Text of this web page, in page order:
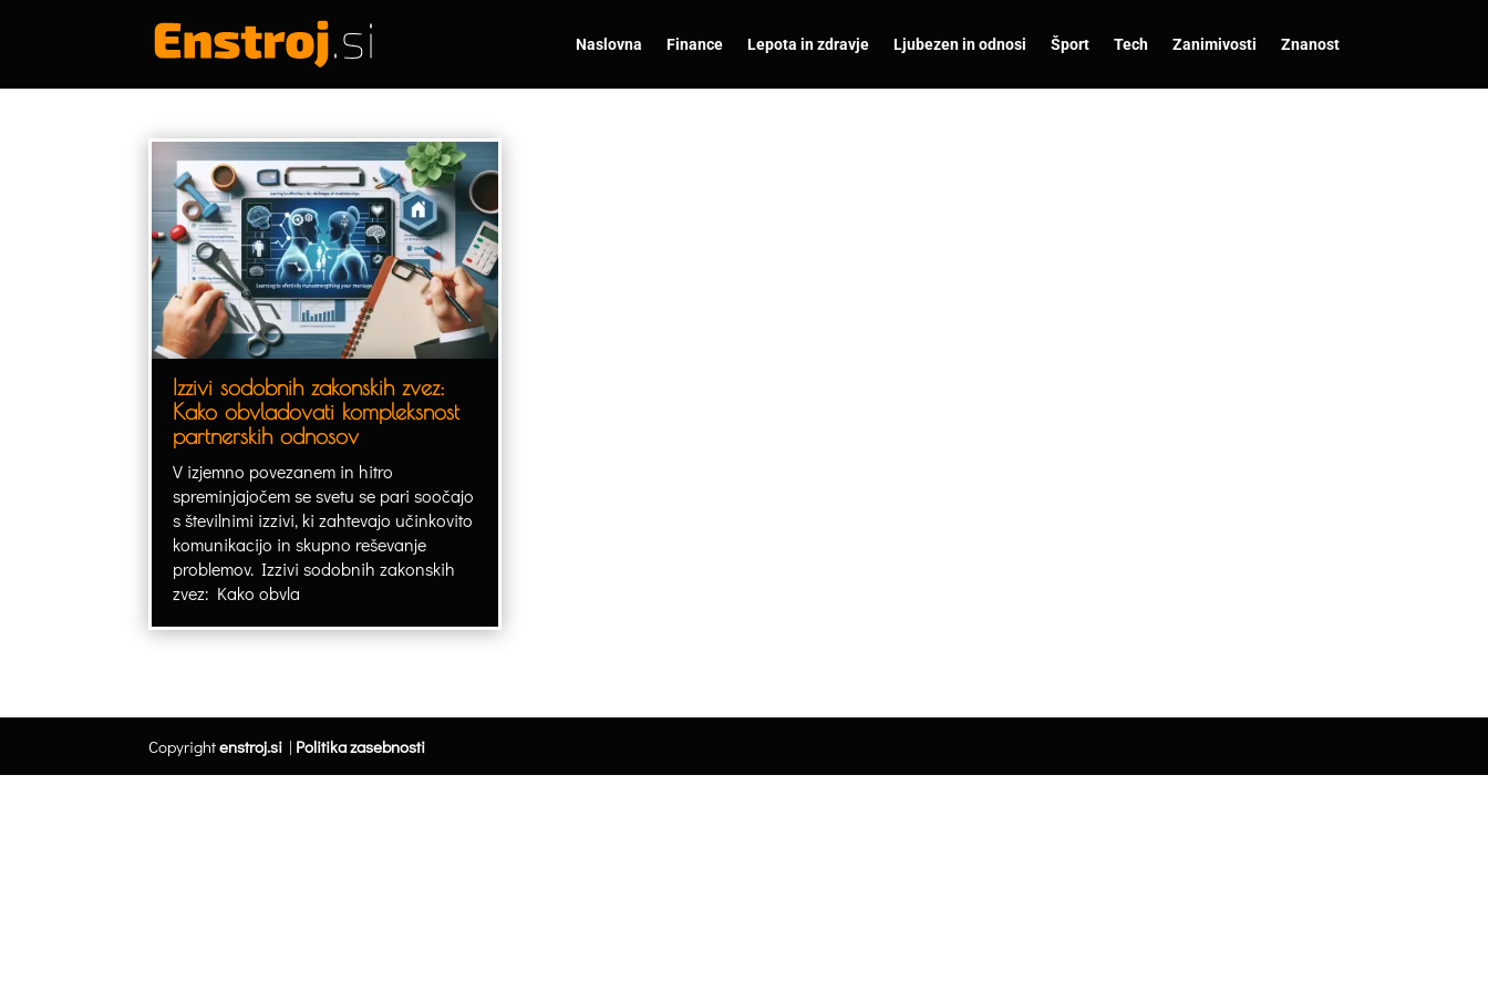
Naslovna Finance Lepota in zdravje Ljubezen in odnosi Šport Tech Zanimivosti Znanost
Izzivi sodobnih zakonskih zvez:
Kako obvladovati kompleksnost
partnerskih odnosov
V izjemno povezanem in hitro
spreminjajočem se svetu se pari soočajo
s številnimi izzivi, ki zahtevajo učinkovito
komunikacijo in skupno reševanje
problemov. Izzivi sodobnih zakonskih
zvez: Kako obvla
Copyrightenstroj.si | Politika zasebnosti